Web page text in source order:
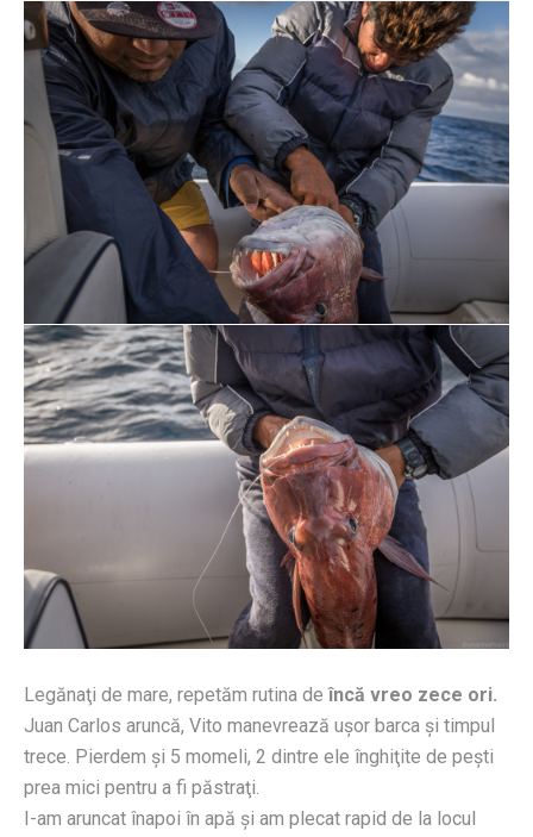
Legănaţi de mare, repetăm rutina deîncă vreo zece ori.
Juan Carlos aruncă, Vito manevrează uşor barca şi timpul
trece. Pierdem şi 5 momeli, 2 dintre ele înghiţite de peşti
prea mici pentru a fi păstraţi.
I-am aruncat înapoi în apă şi am plecat rapid de la locul